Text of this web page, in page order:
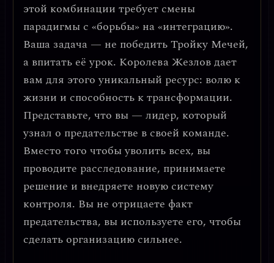
этой комбинации требует смены
парадигмы с «борьбы» на «интеграцию».
Ваша задача — не победить Тройку Мечей,
а впитать её урок. Королева Жезлов дает
вам для этого уникальный ресурс: волю к
жизни и способность к трансформации.
Представьте, что вы — лидер, который
узнал о предательстве в своей команде.
Вместо того чтобы уволить всех, вы
проводите расследование, принимаете
решение и внедряете новую систему
контроля. Вы не отрицаете факт
предательства, вы используете его, чтобы
сделать организацию сильнее.